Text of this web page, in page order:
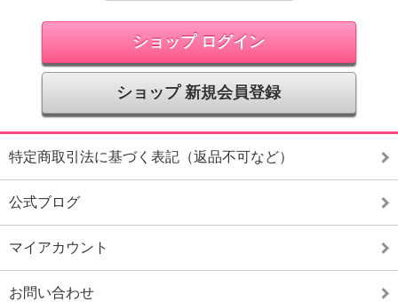
ショップ ログイン
ショップ 新規会員登録
特定商取引法に基づく表記（返品不可など）
公式ブログ
マイアカウント
お問い合わせ